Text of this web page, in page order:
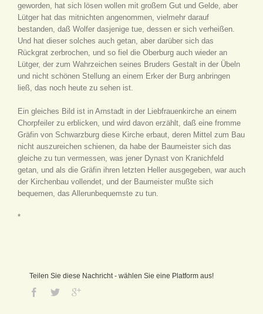
geworden, hat sich lösen wollen mit großem Gut und Gelde, aber
Lütger hat das mitnichten angenommen, vielmehr darauf
bestanden, daß Wolfer dasjenige tue, dessen er sich verheißen.
Und hat dieser solches auch getan, aber darüber sich das
Rückgrat zerbrochen, und so fiel die Oberburg auch wieder an
Lütger, der zum Wahrzeichen seines Bruders Gestalt in der Übeln
und nicht schönen Stellung an einem Erker der Burg anbringen
ließ, das noch heute zu sehen ist.
Ein gleiches Bild ist in Arnstadt in der Liebfrauenkirche an einem
Chorpfeiler zu erblicken, und wird davon erzählt, daß eine fromme
Gräfin von Schwarzburg diese Kirche erbaut, deren Mittel zum Bau
nicht auszureichen schienen, da habe der Baumeister sich das
gleiche zu tun vermessen, was jener Dynast von Kranichfeld
getan, und als die Gräfin ihren letzten Heller ausgegeben, war auch
der Kirchenbau vollendet, und der Baumeister mußte sich
bequemen, das Allerunbequemste zu tun.
*
Teilen Sie diese Nachricht - wählen Sie eine Platform aus!